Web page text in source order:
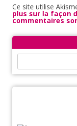
Ce site utilise
plus sur la façon
commentaires